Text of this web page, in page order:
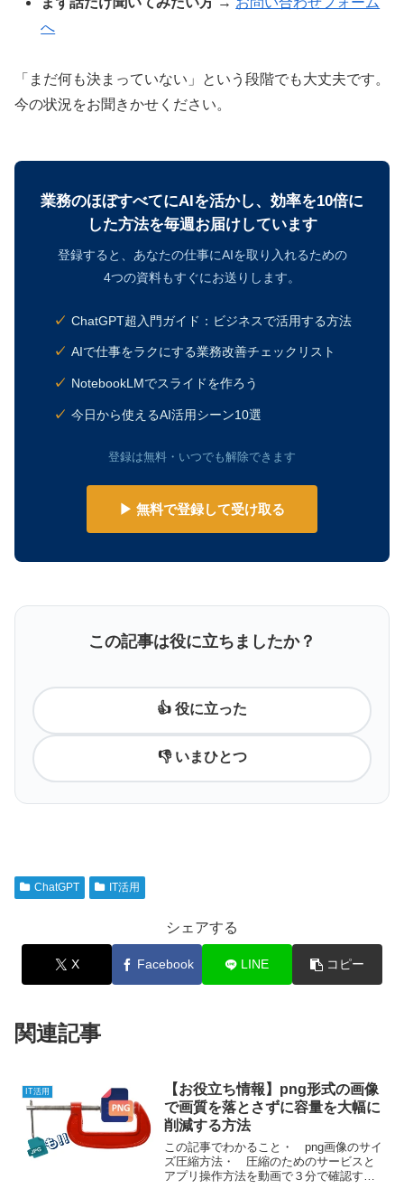
へ
「まだ何も決まっていない」という段階でも大丈夫です。
今の状況をお聞きかせください。
業務のほぼすべてにAIを活かし、効率を10倍に
した方法を毎週お届けしています
登録すると、あなたの仕事にAIを取り入れるための
4つの資料もすぐにお送りします。
ChatGPT超入門ガイド：ビジネスで活用する方法
AIで仕事をラクにする業務改善チェックリスト
NotebookLMでスライドを作ろう
今日から使えるAI活用シーン10選
登録は無料・いつでも解除できます
▶ 無料で登録して受け取る
この記事は役に立ちましたか？
👍 役に立った
👎 いまひとつ
ChatGPT IT活用
シェアする
X Facebook LINE コピー
関連記事
IT活用
【お役立ち情報】png形式の画像
で画質を落とさずに容量を大幅に
削減する方法
この記事でわかること・ png画像のサイ
ズ圧縮方法・ 圧縮のためのサービスと
アプリ操作方法を動画で３分で確認する